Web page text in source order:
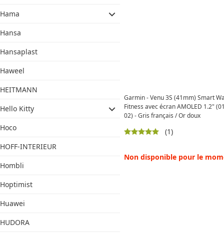
Hama
Hansa
Hansaplast
Haweel
HEITMANN
Hello Kitty
Hoco
HOFF-INTERIEUR
Hombli
Hoptimist
Huawei
HUDORA
Garmin - Venu 3S (41mm) Smart
Fitness avec écran AMOLED 1.2"
02) - Gris français / Or doux
(1)
Non disponible pour le